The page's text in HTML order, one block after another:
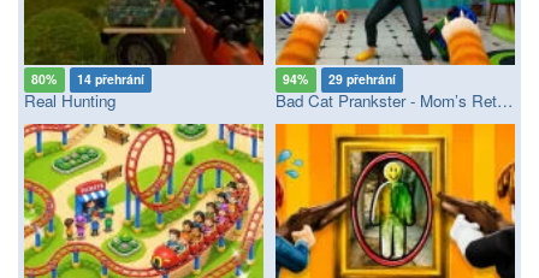
80% 14 přehrání
Real Hunting
94% 29 přehrání
Bad Cat Prankster - Mom’s Return